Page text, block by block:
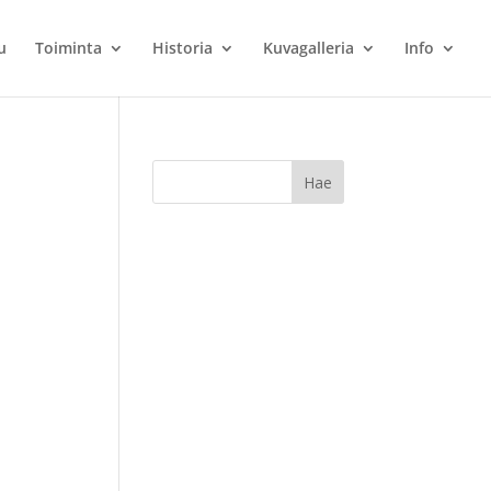
Toiminta Historia Kuvagalleria Info